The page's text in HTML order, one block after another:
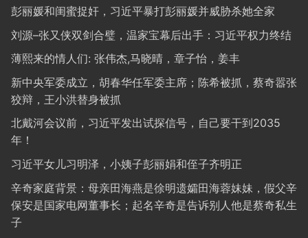
彭丽媛和闺蜜捉奸，习近平暴打彭丽媛并威胁杀她全家
刘源–张又侠双剑合璧，温家宝幕后出手：习近平权力终结
薄熙来的情人们: 张伟杰,马晓晴，章子怡，姜丰
新中央军委成立，胡春华任军委主席；陈希被抓，蔡奇嚣张
狡辩，王小洪替身被抓
北戴河会议前，习近平发出试探信号，自己要干到2035
年！
习近平女儿习明泽，小姨子彭丽娟和侄子齐明正
辛奇家庭背景：母亲田海燕是徐明遗孀田海蓉妹妹，假父辛
保安是国家电网董事长；起名辛奇是告诉别人他是蔡奇私生
子